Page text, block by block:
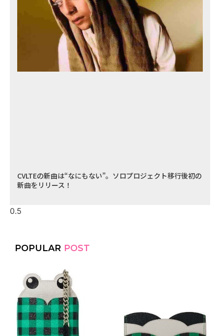
CVLTEの新曲は“なにもない”。ソロプロジェクト移行後初の
新曲をリリース！
POPULAR POST